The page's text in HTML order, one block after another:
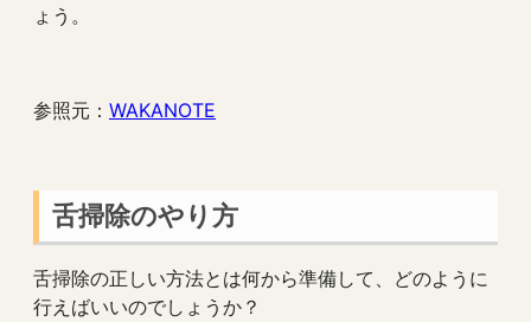
ょう。
参照元： WAKANOTE
舌掃除のやり方
舌掃除の正しい方法とは何から準備して、どのように
行えばいいのでしょうか？